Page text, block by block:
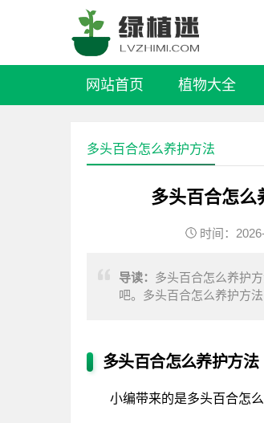
网站首页 植物大全
多头百合怎么养护方法
多头百合怎么
时间：
导读： 多头百合怎么养护
吧。多头百合怎么养护方
多头百合怎么养护方法
小编带来的是多头百合怎